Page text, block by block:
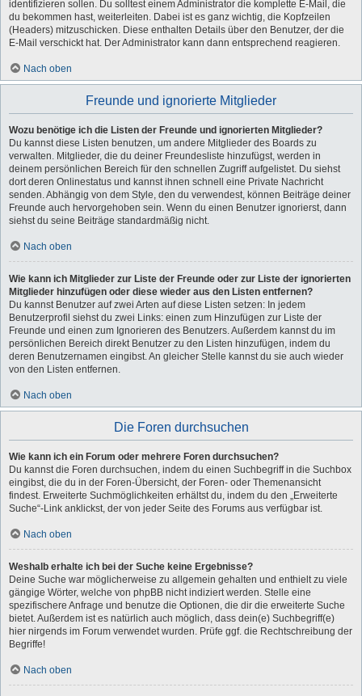
identifizieren sollen. Du solltest einem Administrator die komplette E-Mail, die
du bekommen hast, weiterleiten. Dabei ist es ganz wichtig, die Kopfzeilen
(Headers) mitzuschicken. Diese enthalten Details über den Benutzer, der die
E-Mail verschickt hat. Der Administrator kann dann entsprechend reagieren.
Nach oben
Freunde und ignorierte Mitglieder
Wozu benötige ich die Listen der Freunde und ignorierten Mitglieder?
Du kannst diese Listen benutzen, um andere Mitglieder des Boards zu
verwalten. Mitglieder, die du deiner Freundesliste hinzufügst, werden in
deinem persönlichen Bereich für den schnellen Zugriff aufgelistet. Du siehst
dort deren Onlinestatus und kannst ihnen schnell eine Private Nachricht
senden. Abhängig von dem Style, den du verwendest, können Beiträge deiner
Freunde auch hervorgehoben sein. Wenn du einen Benutzer ignorierst, dann
siehst du seine Beiträge standardmäßig nicht.
Nach oben
Wie kann ich Mitglieder zur Liste der Freunde oder zur Liste der ignorierten
Mitglieder hinzufügen oder diese wieder aus den Listen entfernen?
Du kannst Benutzer auf zwei Arten auf diese Listen setzen: In jedem
Benutzerprofil siehst du zwei Links: einen zum Hinzufügen zur Liste der
Freunde und einen zum Ignorieren des Benutzers. Außerdem kannst du im
persönlichen Bereich direkt Benutzer zu den Listen hinzufügen, indem du
deren Benutzernamen eingibst. An gleicher Stelle kannst du sie auch wieder
von den Listen entfernen.
Nach oben
Die Foren durchsuchen
Wie kann ich ein Forum oder mehrere Foren durchsuchen?
Du kannst die Foren durchsuchen, indem du einen Suchbegriff in die Suchbox
eingibst, die du in der Foren-Übersicht, der Foren- oder Themenansicht
findest. Erweiterte Suchmöglichkeiten erhältst du, indem du den „Erweiterte
Suche“-Link anklickst, der von jeder Seite des Forums aus verfügbar ist.
Nach oben
Weshalb erhalte ich bei der Suche keine Ergebnisse?
Deine Suche war möglicherweise zu allgemein gehalten und enthielt zu viele
gängige Wörter, welche von phpBB nicht indiziert werden. Stelle eine
spezifischere Anfrage und benutze die Optionen, die dir die erweiterte Suche
bietet. Außerdem ist es natürlich auch möglich, dass dein(e) Suchbegriff(e)
hier nirgends im Forum verwendet wurden. Prüfe ggf. die Rechtschreibung der
Begriffe!
Nach oben